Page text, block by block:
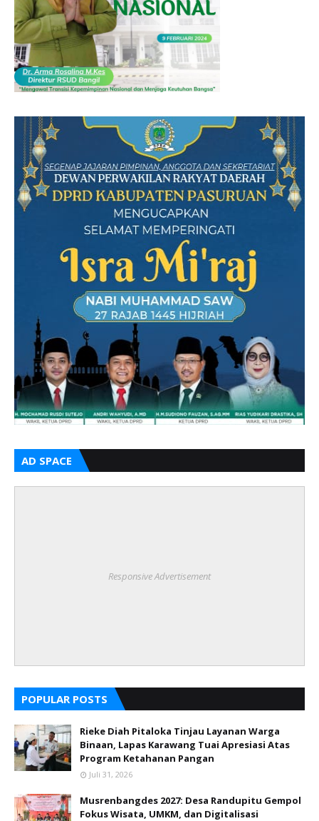
AD SPACE
Responsive Advertisement
POPULAR POSTS
Rieke Diah Pitaloka Tinjau Layanan Warga
Binaan, Lapas Karawang Tuai Apresiasi Atas
Program Ketahanan Pangan
Juli 31, 2026
Musrenbangdes 2027: Desa Randupitu Gempol
Fokus Wisata, UMKM, dan Digitalisasi